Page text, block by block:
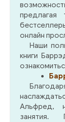
онлайн
Наши
книги
Альфред,
занятия.